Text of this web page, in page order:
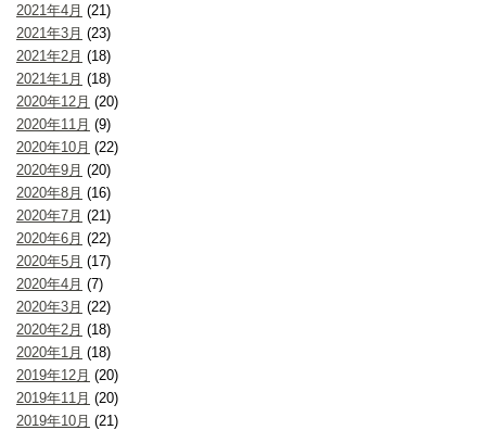
2021年4月 (21)
2021年3月 (23)
2021年2月 (18)
2021年1月 (18)
2020年12月 (20)
2020年11月 (9)
2020年10月 (22)
2020年9月 (20)
2020年8月 (16)
2020年7月 (21)
2020年6月 (22)
2020年5月 (17)
2020年4月 (7)
2020年3月 (22)
2020年2月 (18)
2020年1月 (18)
2019年12月 (20)
2019年11月 (20)
2019年10月 (21)